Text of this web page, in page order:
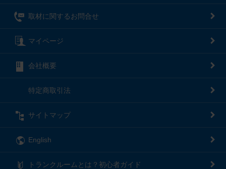
取材に関するお問合せ
マイページ
会社概要
特定商取引法
サイトマップ
English
トランクルームとは？初心者ガイド